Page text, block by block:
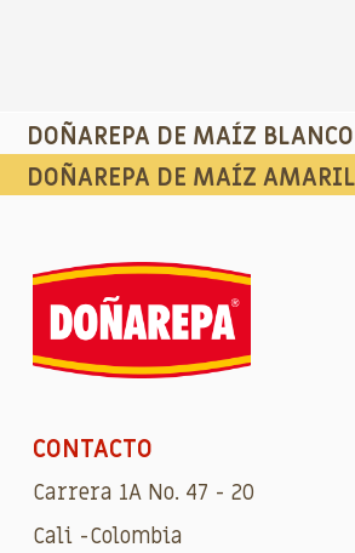
DOÑAREPA DE MAÍZ
DOÑAREPA DE MAÍZ
CONTACTO
Carrera 1A No. 47 - 20
Cali -Colombia